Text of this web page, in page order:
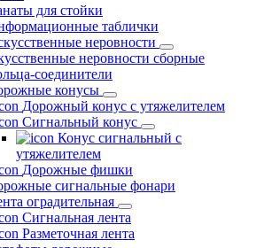
для стойки
таблички
неровности
неровности сборные
соединители
конусы
Дорожный конус с утяжелителем
Сигнальный конус
Конус сигнальный с
утяжелителем
Дорожные фишки
сигнальные фонари
оградительная
Сигнальная лента
Разметочная лента